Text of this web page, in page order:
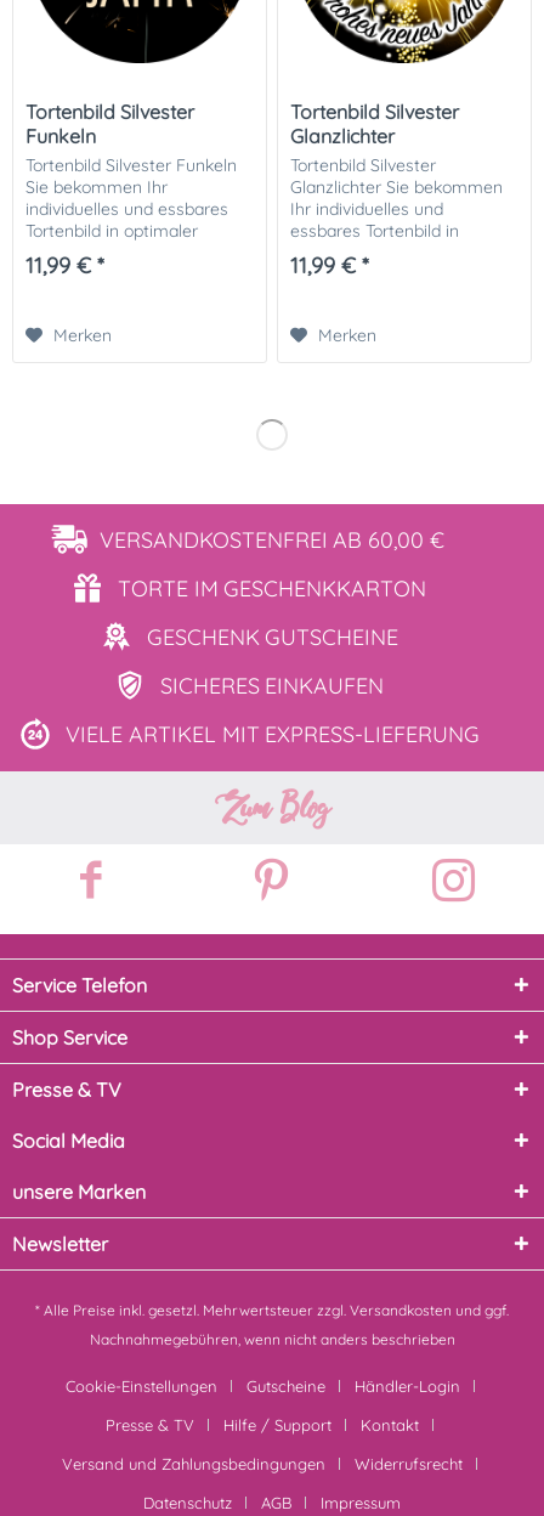
Tortenbild Silvester
Funkeln
Tortenbild Silvester Funkeln
Sie bekommen Ihr
individuelles und essbares
Tortenbild in optimaler
Qualität auf Dekor-Plus
Zuckerpapier gedruckt. Ihrer
11,99 € *
Merken
Tortenbild Silvester
Glanzlichter
Tortenbild Silvester
Glanzlichter Sie bekommen
Ihr individuelles und
essbares Tortenbild in
optimaler Qualität auf
Dekor-Plus Zuckerpapier
nichts...
11,99 € *
Merken
VERSANDKOSTENFREI AB 60,00 €
TORTE IM GESCHENKKARTON
GESCHENK GUTSCHEINE
SICHERES EINKAUFEN
VIELE ARTIKEL MIT EXPRESS-LIEFERUNG
Zum Blog
Service Telefon
Shop Service
Presse & TV
Social Media
unsere Marken
Newsletter
* Alle Preise inkl. gesetzl. Mehrwertsteuer zzgl. Versandkosten und ggf.
Nachnahmegebühren, wenn nicht anders beschrieben
Cookie-Einstellungen Gutscheine
Händler-Login
Presse & TV
Hilfe / Support
Kontakt
Versand und Zahlungsbedingungen
Widerrufsrecht
Datenschutz
AGB Impressum